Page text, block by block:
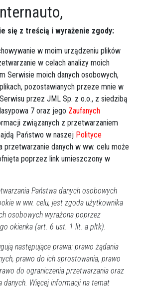
się z treścią i wyrażenie zgody:
w moim urządzeniu plików
w celach analizy moich
Serwisie moich danych osobowych,
pozostawianych przeze mnie w
przez JML Sp. z o.o., z siedzibą
7 oraz jego Zaufanych
związanych z przetwarzaniem
Państwo w naszej Polityce
przetwarzanie danych w ww. celu może
poprzez link umieszczony w
Państwa danych osobowych
w ww. celu, jest zgoda użytkownika
osobowych wyrażona poprzez
okienka (art. 6 ust. 1 lit. a pltk).
następujące prawa: prawo żądania
prawo do ich sprostowania, prawo
do ograniczenia przetwarzania oraz
danych. Więcej informacji na temat